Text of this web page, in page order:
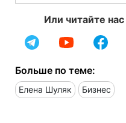
Или читайте
Больше по теме:
Елена Шуляк Бизнес